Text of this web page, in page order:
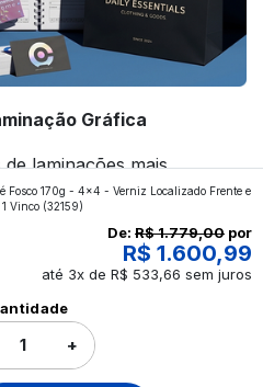
Gráfica
laminações mais
gráfica FuturaIM? Então,
revelar para você!
Fosco 170g - 4x4 - Verniz Localizado Frente e
Vinco (32159)
De: R$ 1.779,00 por
R$ 1.600,99
até 3x de R$ 533,66 sem juros
+